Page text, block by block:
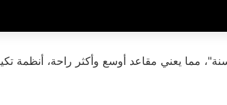
2025 و2026. تتميز باصاتنا بأنها "موديل السنة"، مما يعني مقاعد أوسع